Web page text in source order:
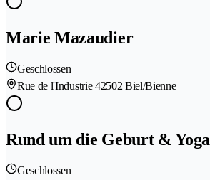
Marie Mazaudier
Geschlossen
Rue de l'Industrie 42502 Biel/Bienne
Rund um die Geburt & Yoga
Geschlossen